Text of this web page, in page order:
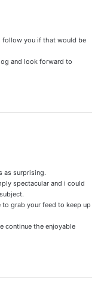
follow you if that would be
and look forward to
as surprising.
spectacular and i could
grab your feed to keep up
continue the enjoyable